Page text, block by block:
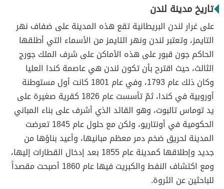
تاريخ مدينة لندن
على غرار لندن البريطانية تقع هذه المدينة على ضفاف نهر
التايمز، وتعتبر لندن ونهر التايمز من الأسماء التي أطلقها
الحاكم جون قبور على هذه الأماكن على شرف الملك جورج
الثالث، حيث اقترح بأن تكون لندن هي عاصمة كندا العليا
وكان ذلك عام 1793، وفي عام 1801 كانت أول مستوطنة
أوروبية في كندا، ثمّ تأسست عام 1826 كقرية صغيرة على
يد توماس تالبوت، وهو القائد الذي أشرف على بناء المباني
الحكومية في أونتاريو، ولكن مع حلول عام 1845 تعرضت
المدينة لحريق ضخم دمر معظم مبانيها، وأعيد بناؤها من
جديد وإطلاقها كمدينة عام 1855 بعد إدخال القطارات إليها،
ومع اكتشاف النفط والكبريت فيها عام 1860 أصبحت مقصداً
للباحثين عن الثروة.